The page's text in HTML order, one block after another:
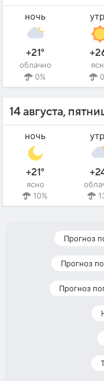
ночь
+21°
облачно
0%
14 августа,
ночь
+21°
ясно
10%
Прогноз
Прогноз
Прогноз